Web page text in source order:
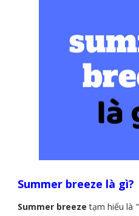
Summer breeze là gì?
Summer breeze tạm hiểu là "